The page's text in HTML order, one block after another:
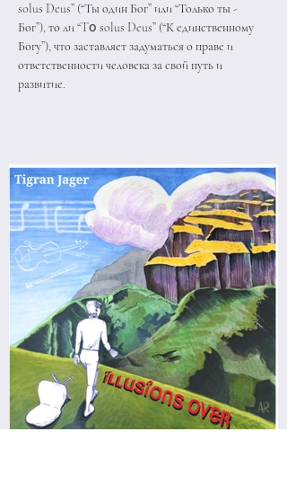
solus Deus” (“Ты один Бог” или “Только ты -
Бог”), то ли “Tօ solus Deus” (“К единственному
Богу”), что заставляет задуматься о праве и
ответственности человека за свой путь и
развитие.